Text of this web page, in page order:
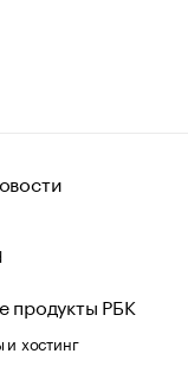
продукты РБК
хостинг